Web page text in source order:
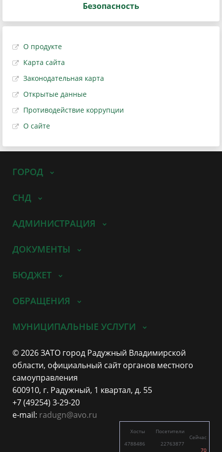
Безопасность
О продукте
Карта сайта
Законодательная карта
Открытые данные
Противодействие коррупции
О сайте
ГОРОД
СНД
АДМИНИСТРАЦИЯ
ДОКУМЕНТЫ
БЮДЖЕТ
ОБРАЩЕНИЯ
МУНИЦИПАЛЬНЫЕ УСЛУГИ
© 2026 ЗАТО город Радужный Владимирской
области, официальный сайт органов местного
самоуправления
600910, г. Радужный, 1 квартал, д. 55
+7 (49254) 3-29-20
e-mail: radugn@avo.ru
Хосты
4788486
Посетители
22763877
Сейчас
70